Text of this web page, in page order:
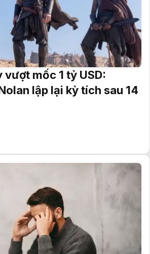
vượt mốc 1 tỷ USD:
lập lại kỳ tích sau 14